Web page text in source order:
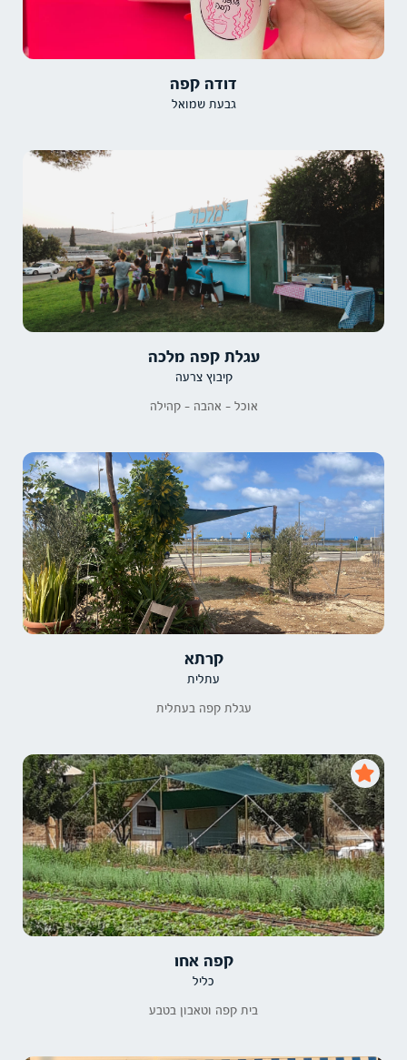
דודה קפה
גבעת שמואל
עגלת קפה מלכה
קיבוץ צרעה
אוכל - אהבה - קהילה
קרתא
עתלית
עגלת קפה בעתלית
קפה אחו
כליל
בית קפה וטאבון בטבע